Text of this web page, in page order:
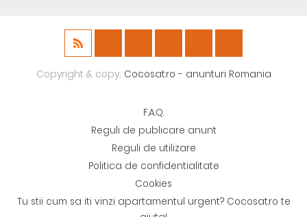
Copyright & copy; Cocosat.ro - anunturi Romania
F.A.Q.
Reguli de publicare anunt
Reguli de utilizare
Politica de confidentialitate
Cookies
Tu stii cum sa iti vinzi apartamentul urgent? Cocosat.ro te